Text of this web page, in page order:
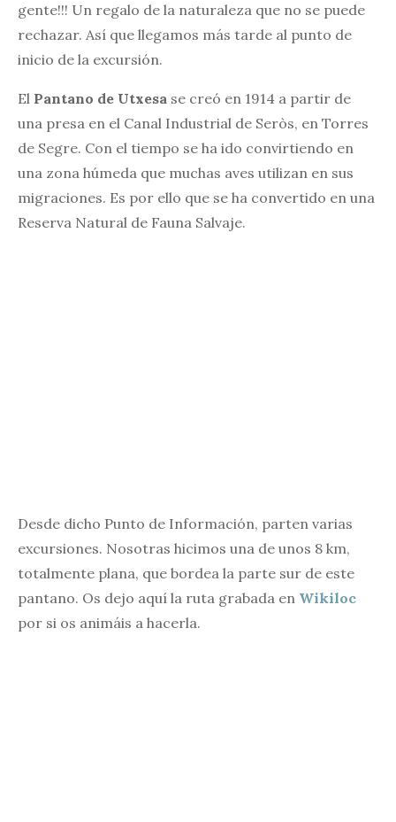
gente!!! Un regalo de la naturaleza que no se puede
rechazar. Así que llegamos más tarde al punto de
inicio de la excursión.
El Pantano de Utxesa se creó en 1914 a partir de
una presa en el Canal Industrial de Seròs, en Torres
de Segre. Con el tiempo se ha ido convirtiendo en
una zona húmeda que muchas aves utilizan en sus
migraciones. Es por ello que se ha convertido en una
Reserva Natural de Fauna Salvaje.
Desde dicho Punto de Información, parten varias
excursiones. Nosotras hicimos una de unos 8 km,
totalmente plana, que bordea la parte sur de este
pantano. Os dejo aquí la ruta grabada en Wikiloc
por si os animáis a hacerla.